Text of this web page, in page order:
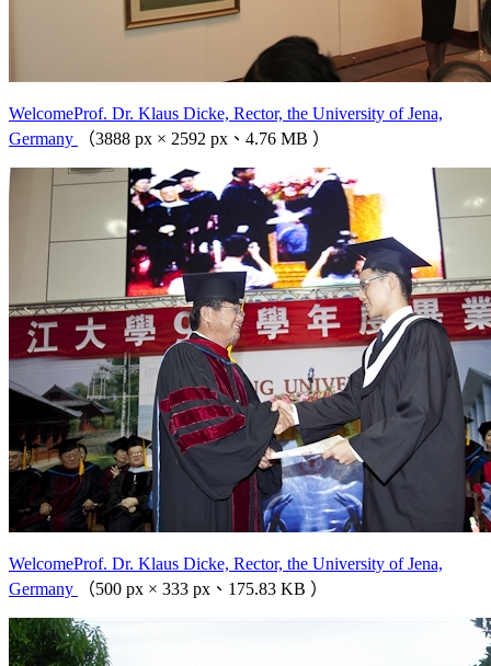
WelcomeProf. Dr. Klaus Dicke, Rector, the University of Jena,
Germany
（3888 px × 2592 px、4.76 MB ）
WelcomeProf. Dr. Klaus Dicke, Rector, the University of Jena,
Germany
（500 px × 333 px、175.83 KB ）